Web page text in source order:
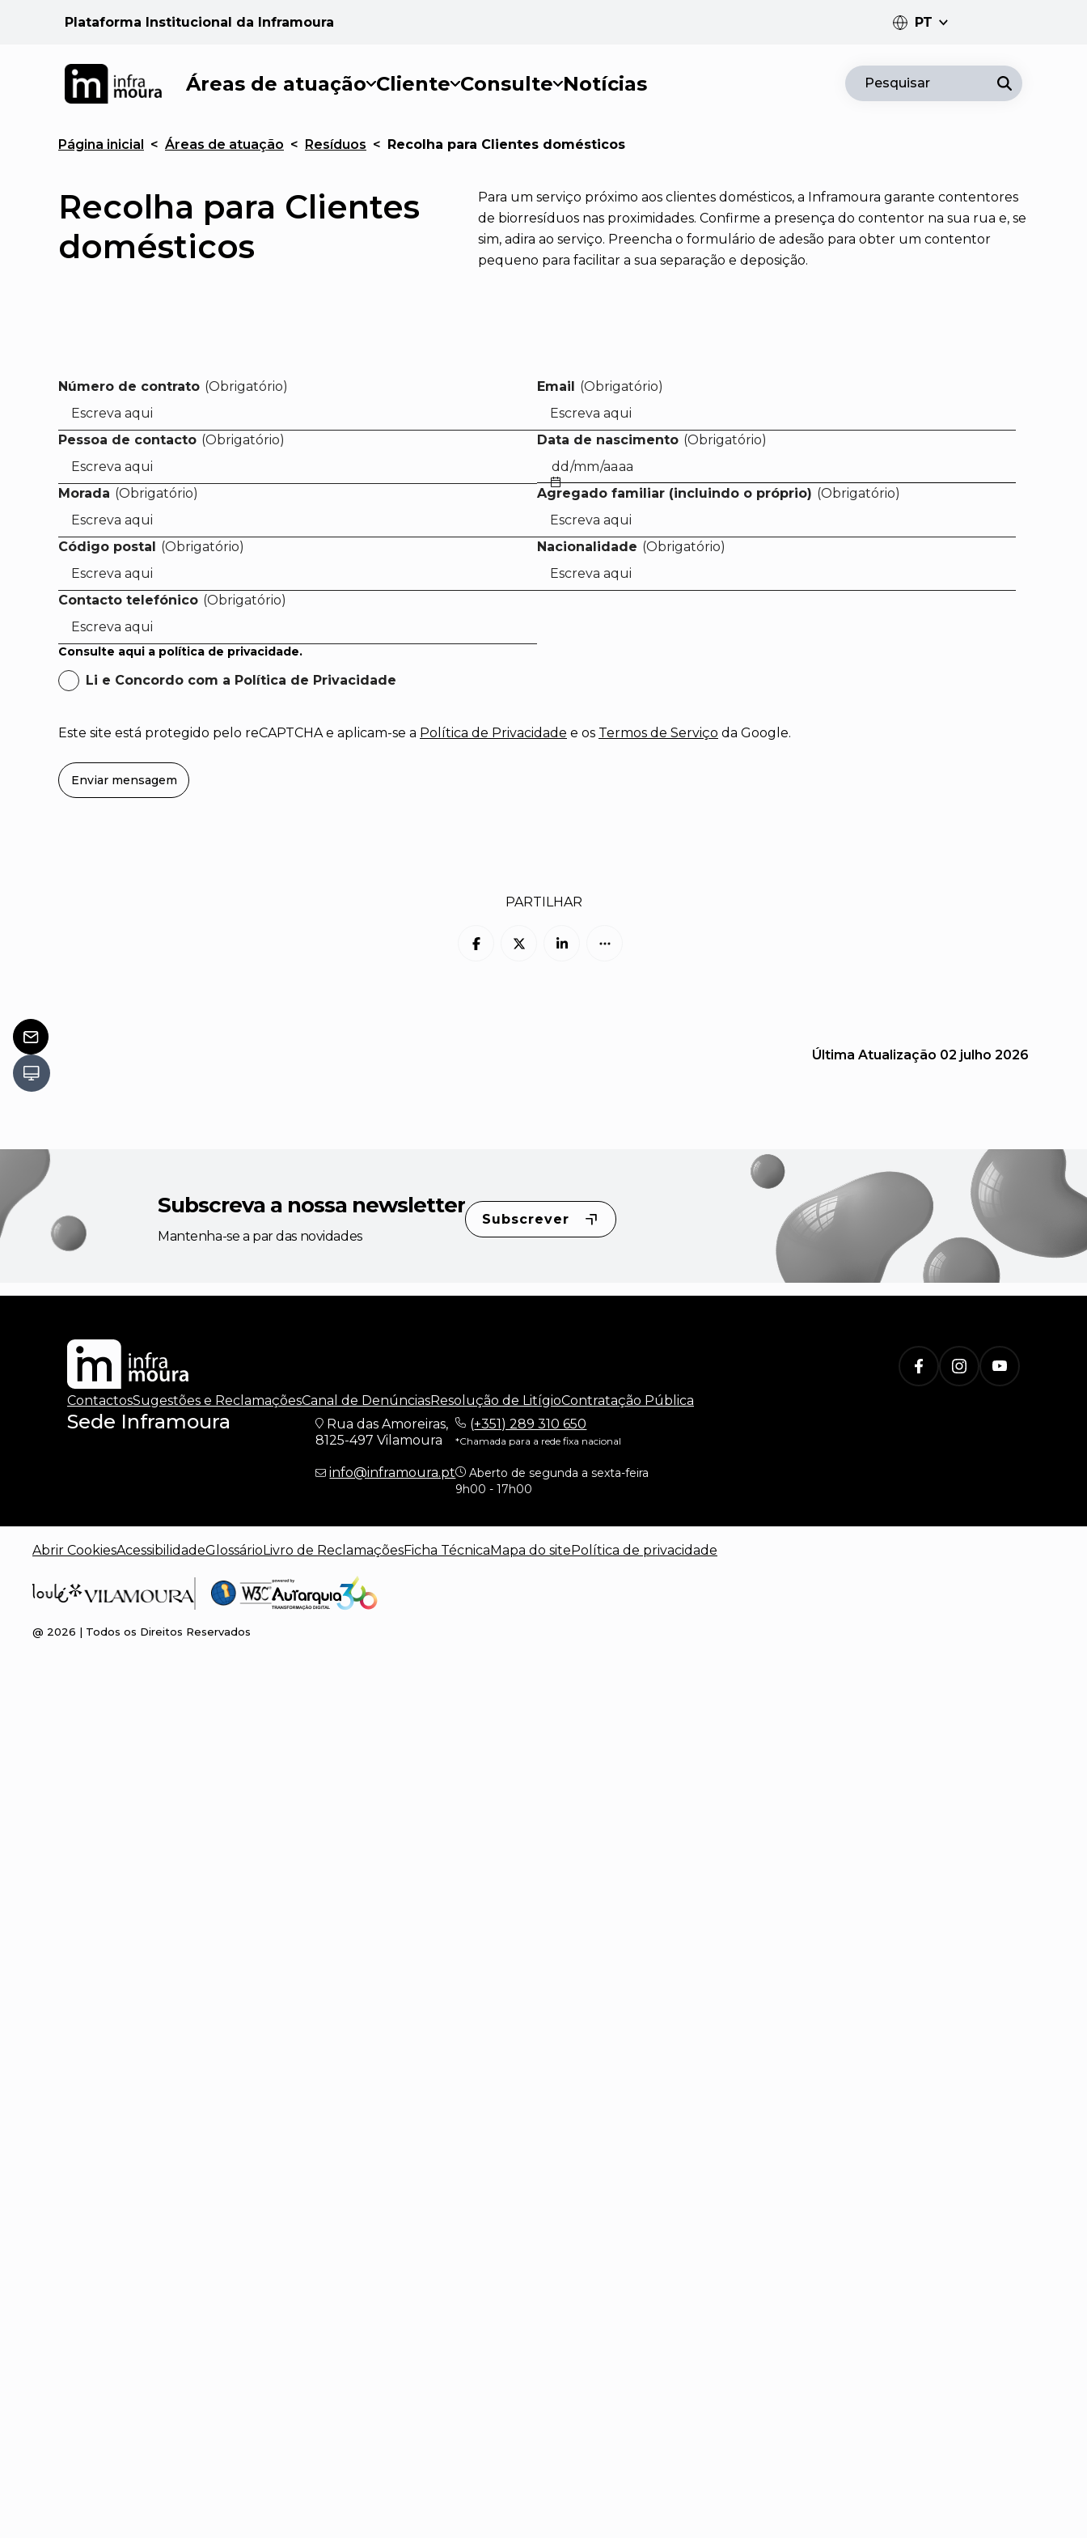
Plataforma Institucional da Inframoura PT
PT
EN
Áreas de atuação Cliente Consulte Notícias Pesquisar
Página inicial < Áreas de atuação < Resíduos < Recolha para Clientes domésticos
Recolha para Clientes
domésticos
Para um serviço próximo aos clientes domésticos, a Inframoura garante contentores
de biorresíduos nas proximidades. Confirme a presença do contentor na sua rua e, se
sim, adira ao serviço. Preencha o formulário de adesão para obter um contentor
pequeno para facilitar a sua separação e deposição.
Número de contrato (Obrigatório) Email (Obrigatório)
Pessoa de contacto (Obrigatório) Data de nascimento (Obrigatório)
Morada (Obrigatório) Agregado familiar (incluindo o próprio) (Obrigatório)
Código postal (Obrigatório) Nacionalidade (Obrigatório)
Contacto telefónico (Obrigatório)
Consulte aqui a política de privacidade.
Li e Concordo com a Política de Privacidade
Este site está protegido pelo reCAPTCHA e aplicam-se a Política de Privacidade e os Termos de Serviço da Google.
Enviar mensagem
PARTILHAR
Última Atualização 02 julho 2026
Subscreva a nossa newsletter
Mantenha-se a par das novidades
Subscrever
ContactosSugestões e ReclamaçõesCanal de DenúnciasResolução de LitígioContratação Pública
Sede Inframoura
Rua das Amoreiras,
8125-497 Vilamoura
info@inframoura.pt
(+351) 289 310 650
*Chamada para a rede fixa nacional
Aberto de segunda a sexta-feira
9h00 - 17h00
Abrir CookiesAcessibilidadeGlossário Livro de ReclamaçõesFicha Técnica Mapa do site Política de privacidade
@ 2026 | Todos os Direitos Reservados